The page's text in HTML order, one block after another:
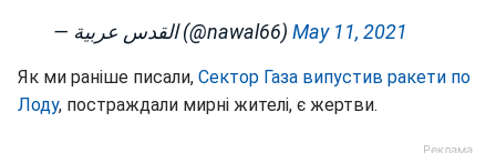
— القدس عربية (@nawal66) May 11, 2021
Як ми раніше писали, Сектор Газа випустив ракети по
Лоду, постраждали мирні жителі, є жертви.